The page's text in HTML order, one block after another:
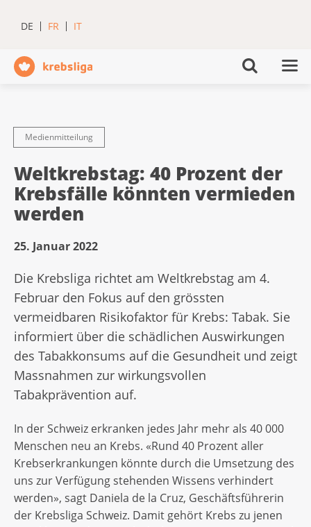
DE FR IT
Medienmitteilung
Weltkrebstag: 40 Prozent der
Krebsfälle könnten vermieden
werden
25. Januar 2022
Die Krebsliga richtet am Weltkrebstag am 4.
Februar den Fokus auf den grössten
vermeidbaren Risikofaktor für Krebs: Tabak. Sie
informiert über die schädlichen Auswirkungen
des Tabakkonsums auf die Gesundheit und zeigt
Massnahmen zur wirkungsvollen
Tabakprävention auf.
In der Schweiz erkranken jedes Jahr mehr als 40 000
Menschen neu an Krebs. «Rund 40 Prozent aller
Krebserkrankungen könnte durch die Umsetzung des
uns zur Verfügung stehenden Wissens verhindert
werden», sagt Daniela de la Cruz, Geschäftsführerin
der Krebsliga Schweiz. Damit gehört Krebs zu jenen